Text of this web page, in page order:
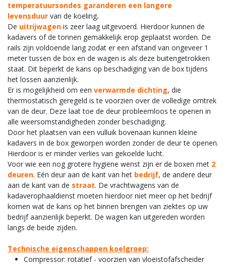
temperatuursondes garanderen een langere
levensduur van de koeling.
De uitrijwagen is zeer laag uitgevoerd. Hierdoor kunnen de
kadavers of de tonnen gemakkelijk erop geplaatst worden. De
rails zijn voldoende lang zodat er een afstand van ongeveer 1
meter tussen de box en de wagen is als deze buitengetrokken
staat. Dit beperkt de kans op beschadiging van de box tijdens
het lossen aanzienlijk.
Er is mogelijkheid om een verwarmde dichting, die
thermostatisch geregeld is te voorzien over de volledige omtrek
van de deur. Deze laat toe de deur probleemloos te openen in
alle weersomstandigheden zonder beschadiging.
Door het plaatsen van een vulluik bovenaan kunnen kleine
kadavers in de box geworpen worden zonder de deur te openen.
Hierdoor is er minder verlies van gekoelde lucht.
Voor wie een nog grotere hygiëne wenst zijn er de boxen met 2
deuren. Eén deur aan de kant van het bedrijf, de andere deur
aan de kant van de straat. De vrachtwagens van de
kadaverophaaldienst moeten hierdoor niet meer op het bedrijf
komen wat de kans op het binnen brengen van ziektes op uw
bedrijf aanzienlijk beperkt. De wagen kan uitgereden worden
langs de beide zijden.
Technische eigenschappen koelgroep:
Compressor: rotatief - voorzien van vloeistofafscheider